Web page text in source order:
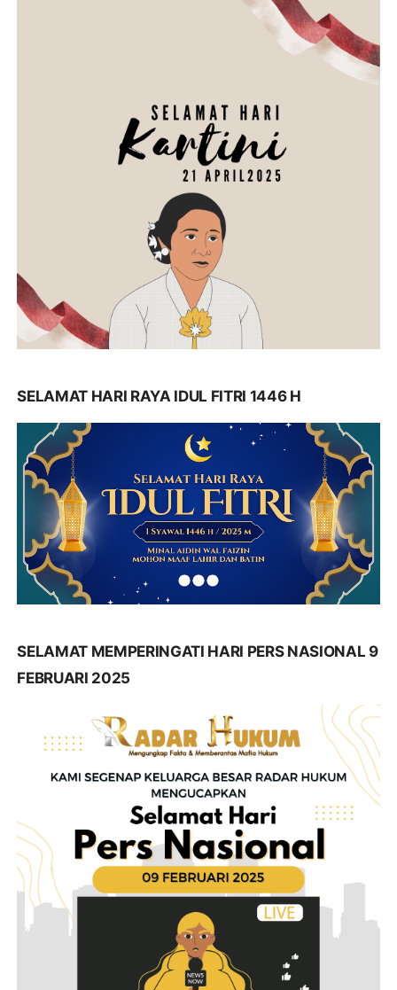
SELAMAT HARI RAYA IDUL FITRI 1446 H
SELAMAT MEMPERINGATI HARI PERS NASIONAL 9
FEBRUARI 2025